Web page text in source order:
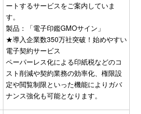
ートするサービスをご案内していま
す。
製品：「電子印鑑GMOサイン」
★導入企業数350万社突破！始めやすい
電子契約サービス
ペーパーレス化による印紙税などのコ
スト削減や契約業務の効率化、権限設
定や閲覧制限といった機能によりガバ
ナンス強化も可能となります。